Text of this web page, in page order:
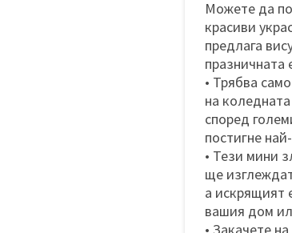
Можете да
красиви
предлага
празничната
• Трябва
на
според
постигне
• Тези мини
ще
а искрящият
вашия дом
• Закачете